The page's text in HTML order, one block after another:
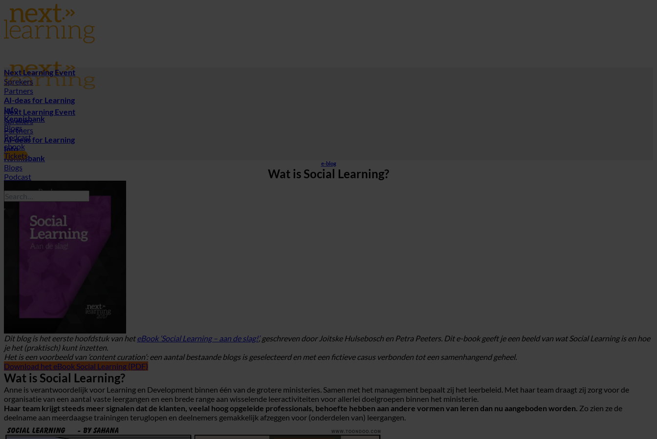
Ga
naar
inhoud
Next Learning Event
Sprekers
Partners
AI-deas for Learning
Info
Kennisbank
Blogs
Podcast
Next Learning Event
Sprekers
Partners
AI-deas for Learning
Info
Kennisbank
Blogs
Podcast
ebook
Tickets
e-blog
Wat is Social Learning?
Dit blog is het eerste hoofdstuk van heteBook ‘Social Learning – aan de slag!’, geschreven door Joitske Hulsebosch en Petra Peeters. Dit e-book geeft je een beeld van wat Social Learning is en hoe
je het (praktisch) kunt inzetten.
Het is een voorbeeld van ‘content curation’: een aantal bestaande blogs is geselecteerd en met een fictieve casus verbonden tot een samenhangend geheel.
Download het eBook Social Learning (PDF)
Wat is Social Learning?
Anne is verantwoordelijk voor Learning en Development binnen één van de grotere ministeries. Samen met het management bepaalt zij het leerbeleid. Met haar team draagt zij zorg voor de
organisatie van een aantal vaste leergangen en een brede range aan wisselende leeractiviteiten voor allerlei doelgroepen binnen het ministerie.
Haar team krijgt steeds meer signalen dat de klanten, veelal hoog opgeleide professionals, behoefte hebben aan andere vormen van leren dan nu aangeboden worden. Zo zien ze de
deelname aan meerdaagse trainingen teruglopen en deelnemers gemakkelijk afzeggen voor (onderdelen van) leergangen.